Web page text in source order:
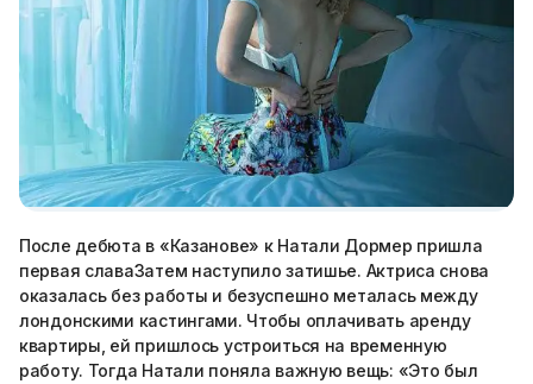
После дебюта в «Казанове» к Натали Дормер пришла
первая славаЗатем наступило затишье. Актриса снова
оказалась без работы и безуспешно металась между
лондонскими кастингами. Чтобы оплачивать аренду
квартиры, ей пришлось устроиться на временную
работу. Тогда Натали поняла важную вещь: «Это был